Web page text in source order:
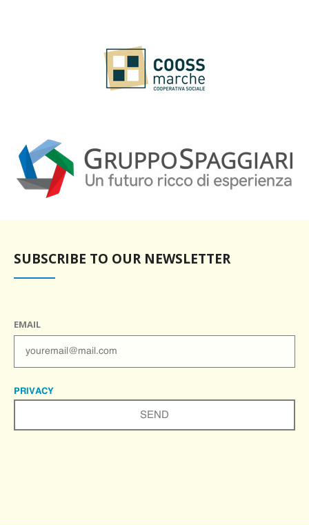
SUBSCRIBE TO OUR NEWSLETTER
EMAIL
PRIVACY